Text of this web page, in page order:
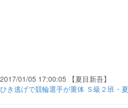
2017/01/05 17:00:05 【夏目新吾】
ひき逃げで競輪選手が重体 Ｓ級２班・